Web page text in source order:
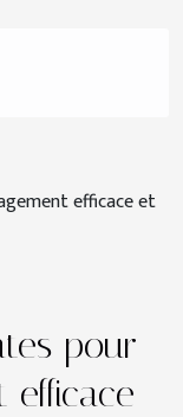
efficace et
pour
efficace